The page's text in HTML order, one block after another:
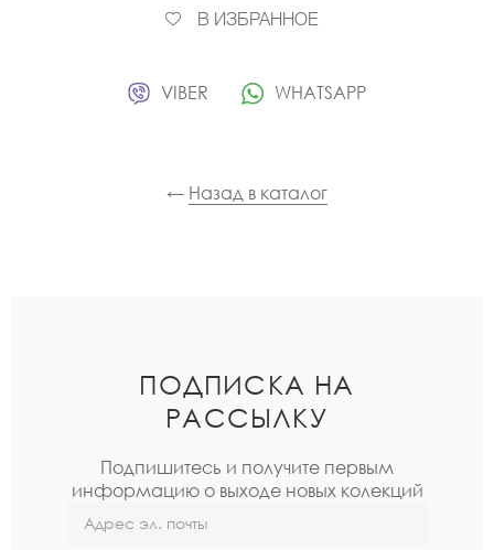
В ИЗБРАННОЕ
VIBER WHATSAPP
← Назад в каталог
ПОДПИСКА НА
РАССЫЛКУ
Подпишитесь и получите первым
информацию о выходе новых колекций